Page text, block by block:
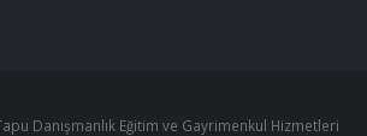
Danışmanlık Eğitim ve Gayrimenkul Hizmetleri